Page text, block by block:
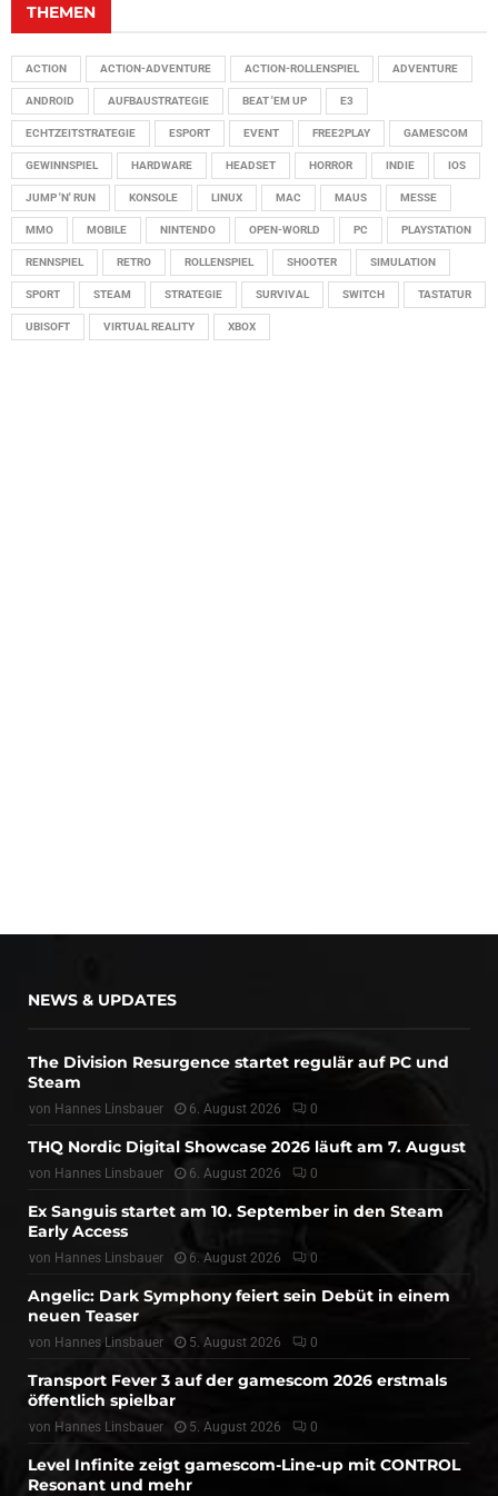
THEMEN
ACTION ACTION-ADVENTURE ACTION-ROLLENSPIEL ADVENTURE
ANDROID AUFBAUSTRATEGIE BEAT 'EM UP E3
ECHTZEITSTRATEGIE ESPORT EVENT FREE2PLAY GAMESCOM
GEWINNSPIEL HARDWARE HEADSET HORROR INDIE IOS
JUMP 'N' RUN KONSOLE LINUX MAC MAUS MESSE
MMO MOBILE NINTENDO OPEN-WORLD PC PLAYSTATION
RENNSPIEL RETRO ROLLENSPIEL SHOOTER SIMULATION
SPORT STEAM STRATEGIE SURVIVAL SWITCH TASTATUR
UBISOFT VIRTUAL REALITY XBOX
NEWS & UPDATES
The Division Resurgence startet regulär auf PC und
Steam
von Hannes Linsbauer 6. August 2026 0
THQ Nordic Digital Showcase 2026 läuft am 7. August
von Hannes Linsbauer 6. August 2026 0
Ex Sanguis startet am 10. September in den Steam
Early Access
von Hannes Linsbauer 6. August 2026 0
Angelic: Dark Symphony feiert sein Debüt in einem
neuen Teaser
von Hannes Linsbauer 5. August 2026 0
Transport Fever 3 auf der gamescom 2026 erstmals
öffentlich spielbar
von Hannes Linsbauer 5. August 2026 0
Level Infinite zeigt gamescom-Line-up mit CONTROL
Resonant und mehr